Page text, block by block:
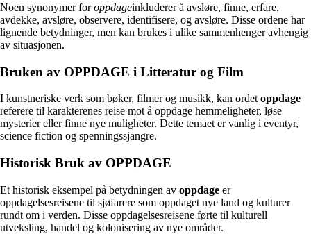
Noen synonymer foroppdageinkluderer å avsløre, finne, erfare,
avdekke, avsløre, observere, identifisere, og avsløre. Disse ordene har
lignende betydninger, men kan brukes i ulike sammenhenger avhengig
av situasjonen.
Bruken av OPPDAGE i Litteratur og Film
I kunstneriske verk som bøker, filmer og musikk, kan ordet oppdage
referere til karakterenes reise mot å oppdage hemmeligheter, løse
mysterier eller finne nye muligheter. Dette temaet er vanlig i eventyr,
science fiction og spenningssjangre.
Historisk Bruk av OPPDAGE
Et historisk eksempel på betydningen av oppdage er
oppdagelsesreisene til sjøfarere som oppdaget nye land og kulturer
rundt om i verden. Disse oppdagelsesreisene førte til kulturell
utveksling, handel og kolonisering av nye områder.